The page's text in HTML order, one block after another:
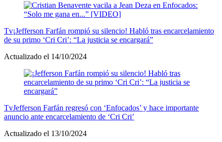
Tv¡Jefferson Farfán rompió su silencio! Habló tras encarcelamiento
de su primo ‘Cri Cri’: “La justicia se encargará”
Actualizado el 14/10/2024
TvJefferson Farfán regresó con ‘Enfocados’ y hace importante
anuncio ante encarcelamiento de ‘Cri Cri’
Actualizado el 13/10/2024